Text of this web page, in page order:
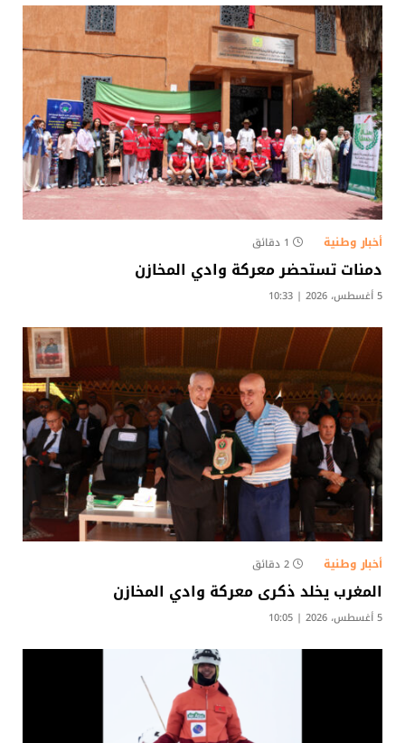
أخبار وطنية 1 دقائق
دمنات تستحضر معركة وادي المخازن
5 أغسطس، 2026 | 10:33
أخبار وطنية 2 دقائق
المغرب يخلد ذكرى معركة وادي المخازن
5 أغسطس، 2026 | 10:05